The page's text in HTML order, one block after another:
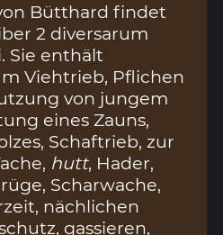
Bütthard findet
2 diversarum
Sie enthält
Viehtrieb, Pflichen
von jungem
eines Zauns,
Schaftrieb, zur
hutt, Hader,
Scharwache,
nächlichen
gassieren,